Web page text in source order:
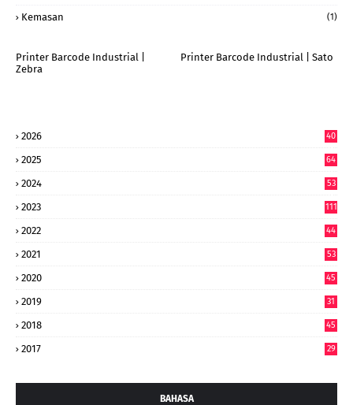
Kemasan (1)
Printer Barcode Industrial |
Zebra
Printer Barcode Industrial | Sato
2026
40
2025
64
2024
53
2023 111
2022
44
2021 53
2020 45
2019 31
2018 45
2017 29
BAHASA